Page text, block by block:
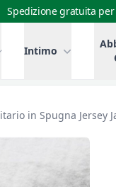
Spedizione gratuita
Intimo
in Spugna Jersey